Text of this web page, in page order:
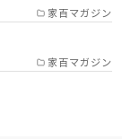
家百マガジン
家百マガジン